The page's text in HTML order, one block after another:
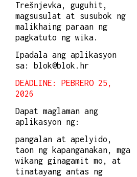
Trešnjevka, guguhit,
magsusulat at susubok ng
malikhaing paraan ng
pagkatuto ng wika.
Ipadala ang aplikasyon
sa: blok@blok.hr
DEADLINE: PEBRERO 25,
2026
Dapat maglaman ang
aplikasyon ng:
pangalan at apelyido,
taon ng kapanganakan, mga
wikang ginagamit mo, at
tinatayang antas ng